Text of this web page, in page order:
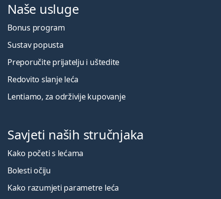
Naše usluge
Bonus program
Sustav popusta
Preporučite prijatelju i uštedite
Redovito slanje leća
Lentiamo, za održivije kupovanje
Savjeti naših stručnjaka
Kako početi s lećama
Bolesti očiju
Kako razumjeti parametre leća